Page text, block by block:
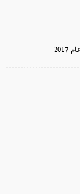
.